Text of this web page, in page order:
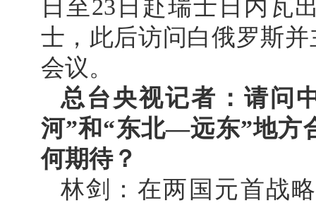
日至23日赴瑞士日内瓦
士，此后访问白俄罗斯
会议。
总台央视记者：请问
河”和“东北—远东”地方
何期待？
林剑：在两国元首战